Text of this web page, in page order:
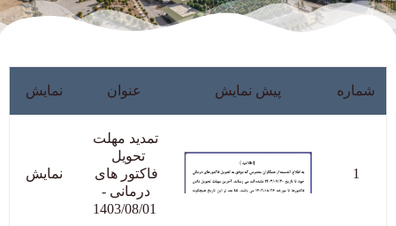
شماره پیش نمایش عنوان نمایش
1
1403/08/01
نمایش